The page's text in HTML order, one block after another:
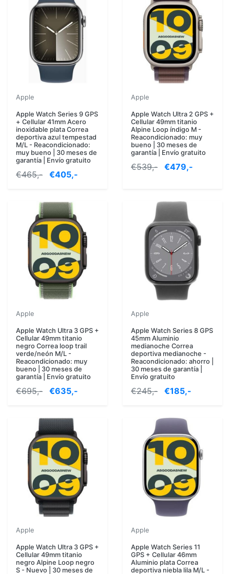
Apple
Apple Watch Series 9 GPS
+ Cellular 41mm Acero
inoxidable plata Correa
deportiva azul tempestad
M/L - Reacondicionado:
muy bueno | 30 meses de
garantía | Envío gratuito
€465,- €405,-
Apple
Apple Watch Ultra 2 GPS +
Cellular 49mm titanio
Alpine Loop índigo M -
Reacondicionado: muy
bueno | 30 meses de
garantía | Envío gratuito
€539,- €479,-
Apple
Apple Watch Ultra 3 GPS +
Cellular 49mm titanio
negro Correa loop trail
verde/neón M/L -
Reacondicionado: muy
bueno | 30 meses de
garantía | Envío gratuito
€695,- €635,-
Apple
Apple Watch Series 8 GPS
45mm Aluminio
medianoche Correa
deportiva medianoche -
Reacondicionado: ahorro |
30 meses de garantía |
Envío gratuito
€245,- €185,-
Apple
Apple Watch Ultra 3 GPS +
Cellular 49mm titanio
negro Alpine Loop negro
S - Nuevo | 30 meses de
Apple
Apple Watch Series 11
GPS + Cellular 46mm
Aluminio plata Correa
deportiva niebla lila M/L -